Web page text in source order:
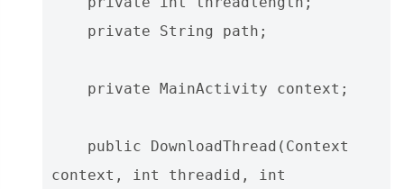
private
String path ;
private MainActivity context ;
public DownloadThread ( Context
context , int threadid ,
int